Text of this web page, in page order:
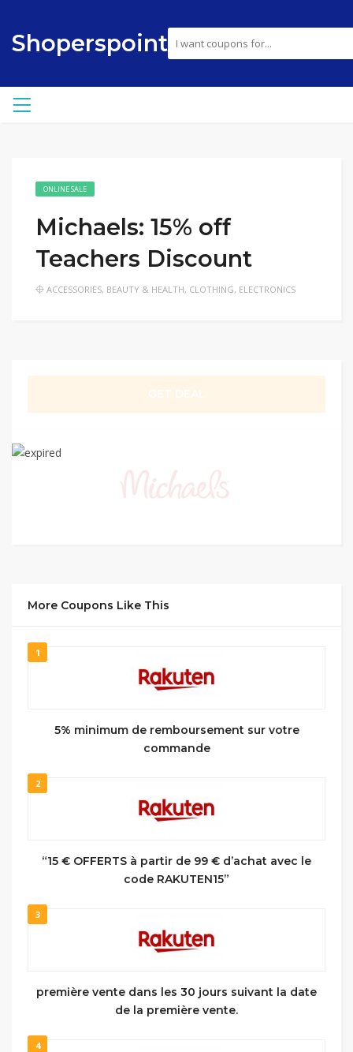
Shoperspoint
ONLINE SALE
Michaels: 15% off
Teachers Discount
ACCESSORIES, BEAUTY & HEALTH, CLOTHING, ELECTRONICS
More Coupons Like This
1
5% minimum de remboursement sur votre
commande
2
“15 € OFFERTS à partir de 99 € d’achat avec le
code RAKUTEN15”
3
première vente dans les 30 jours suivant la date
de la première vente.
4